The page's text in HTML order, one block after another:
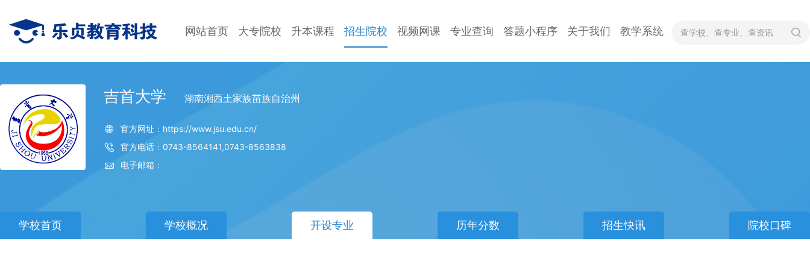
网站首页 大专院校 升本课程 招生院校 视频网课 专业查询 答题小程序 关于我们 教学系统
吉首大学 湖南湘西土家族苗族自治州
官方网址：https://www.jsu.edu.cn/
官方电话：0743-8564141,0743-8563838
电子邮箱：
学校首页 学校概况 开设专业 历年分数 招生快讯 院校口碑